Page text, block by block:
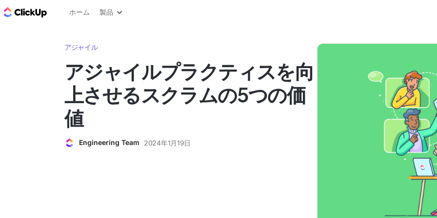
ClickUp ブログ
ホーム 製品
アジャイル
アジャイルプラクティスを向
上させるスクラムの5つの価
値
Engineering Team 2024年1月19日